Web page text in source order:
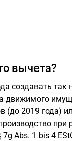
вычета?
создавать
движимого
2019 года)
Abs. 1 bis 4